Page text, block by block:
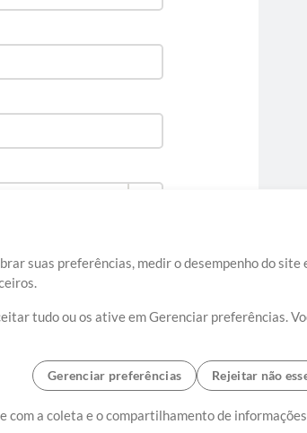
suas preferências, medir o desempenho do site
tudo ou os ative em Gerenciar preferências.
Gerenciar preferências Rejeitar não
a coleta e o compartilhamento de
Preferências de cookies
Contato